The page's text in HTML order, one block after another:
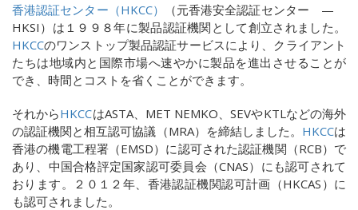
香港認証センター（HKCC） （元香港安全認証センター —
HKSI ）は１９９８年に製品認証機関として創立されました。
HKCCのワンストップ製品認証サービスにより、クライアント
たちは地域内と国際市場へ速やかに製品を進出させることが
でき、時間とコストを省くことができます。
それからHKCCはASTA、 MET NEMKO 、SEVやKTL などの海外
の認証機関と相互認可協議（MRA）を締結しました。 HKCCは
香港の機電工程署（EMSD）に認可された認証機関（RCB）で
あり、中国合格評定国家認可委員会（CNAS）にも認可されて
おります。２０１２年、香港認証機関認可計画（HKCAS ）に
も認可されました。